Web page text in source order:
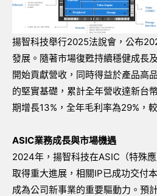
揚智科技舉行2025法說會，公布
發展。隨著市場復甦持續穩健成長
開始貢獻營收，同時得益於產品高
的堅實基礎，累計全年營收達新台
期增長13%，全年毛利率為29%，
ASIC業務成長與市場機遇
2024年，揚智科技在ASIC（特殊
取得重大進展，相關IP已成功交付
成為公司新事業的重要驅動力。預